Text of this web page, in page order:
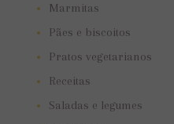
Marmitas
Pães e biscoitos
Pratos vegetarianos
Receitas
Saladas e legumes